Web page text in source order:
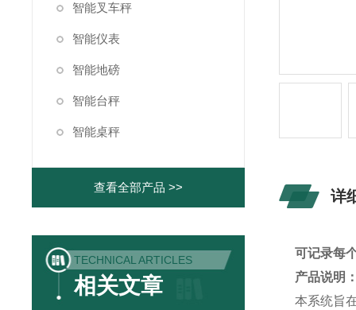
智能叉车秤
智能仪表
智能地磅
智能台秤
智能桌秤
查看全部产品 >>
TECHNICAL ARTICLES
相关文章
详
可记录每
产品说明
本系统旨